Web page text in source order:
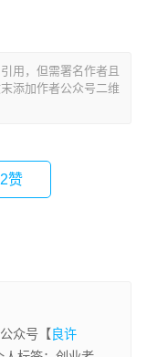
用，但需署名作者且
添加作者公众号二维
赞
众号【 良许